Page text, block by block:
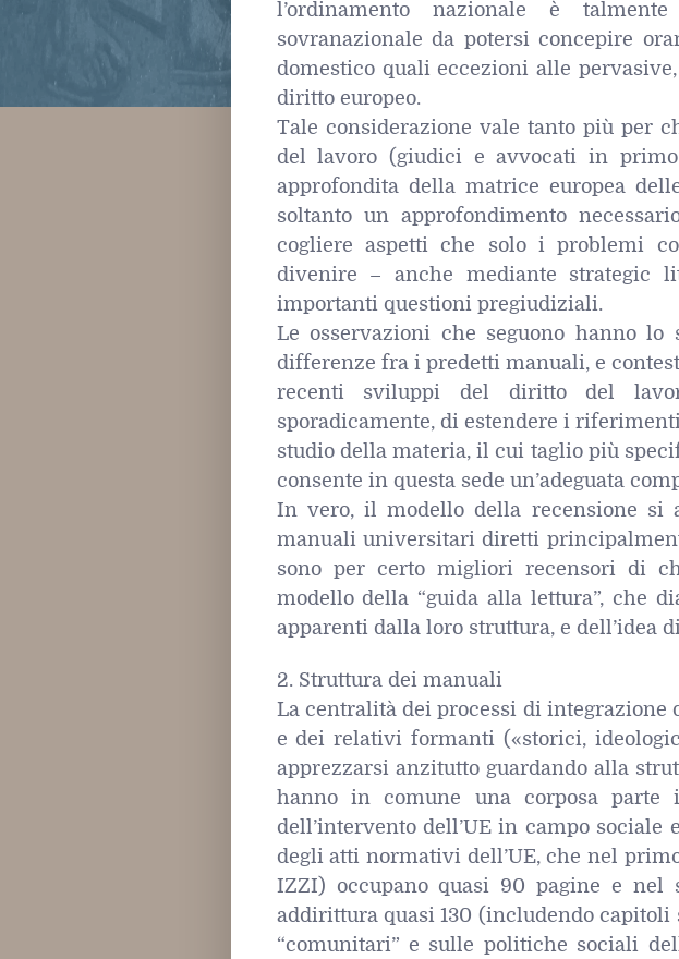
l’ordinamento nazionale è
sovranazionale da potersi concepire
domestico quali eccezioni alle
diritto europeo.
Tale considerazione vale tanto più per
del lavoro (giudici e avvocati in
approfondita della matrice europea
soltanto un approfondimento
cogliere aspetti che solo i problemi
divenire – anche mediante
importanti questioni pregiudiziali.
Le osservazioni che seguono hanno
differenze fra i predetti manuali, e
recenti sviluppi del diritto del
sporadicamente, di estendere i
studio della materia, il cui taglio più
consente in questa sede un’adeguata
In vero, il modello della recensione si
manuali universitari diretti
sono per certo migliori recensori di
modello della “guida alla lettura”, che
apparenti dalla loro struttura, e dell’idea
2. Struttura dei manuali
La centralità dei processi di
e dei relativi formanti («storici,
apprezzarsi anzitutto guardando alla
hanno in comune una corposa parte
dell’intervento dell’UE in campo
degli atti normativi dell’UE, che nel
IZZI) occupano quasi 90 pagine e nel
addirittura quasi 130 (includendo
“comunitari” e sulle politiche sociali